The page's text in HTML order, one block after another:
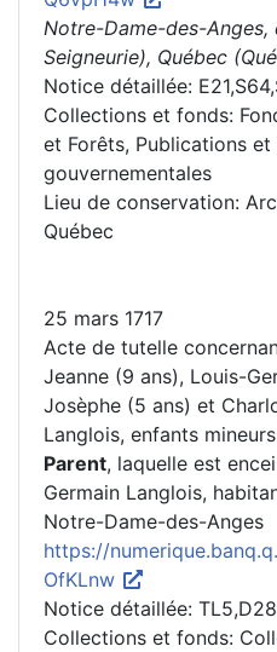
Notre-Dame-des-Anges,
Seigneurie), Québec
Notice détaillée:
Collections et fonds:
et Forêts, Publications et
gouvernementales
Lieu de conservation:
Québec
25 mars 1717
Acte de tutelle
Jeanne (9 ans), Louis-
Josèphe (5 ans) et
Langlois, enfants
Parent, laquelle est
Germain Langlois,
Notre-Dame-des-Anges
https://
OfKLnw
Notice détaillée:
Collections et fonds: